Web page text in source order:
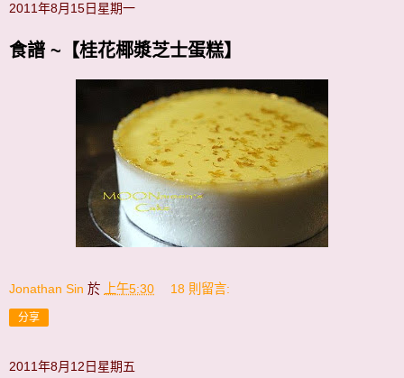
2011年8月15日星期一
食譜 ~【桂花椰漿芝士蛋糕】
Jonathan Sin 於 上午5:30 18 則留言:
分享
2011年8月12日星期五